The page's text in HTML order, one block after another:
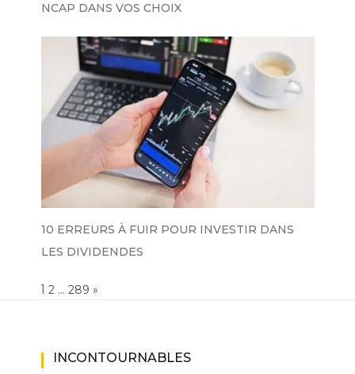
NCAP DANS VOS CHOIX
10 ERREURS À FUIR POUR INVESTIR DANS
LES DIVIDENDES
Page:
1 2 … 289 NEXT
»
INCONTOURNABLES